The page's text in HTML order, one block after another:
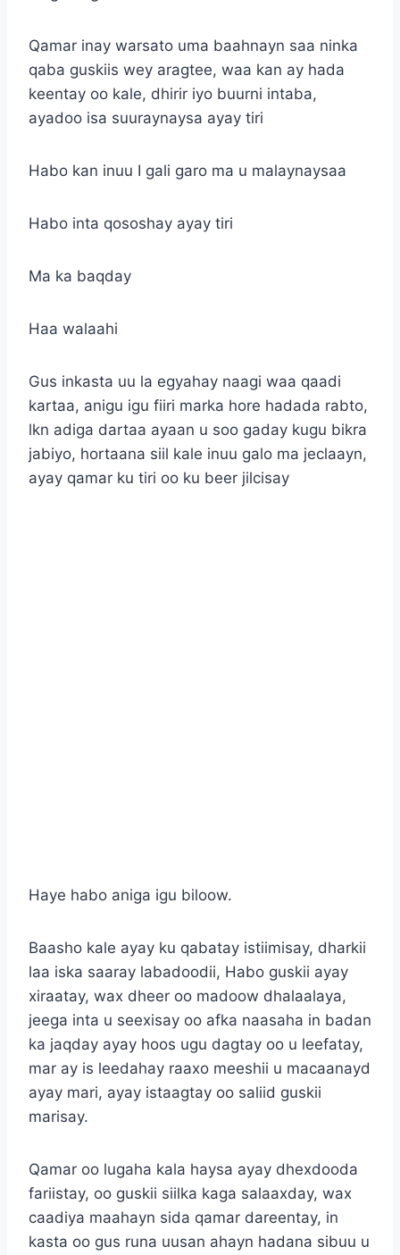
Qamar inay warsato uma baahnayn saa ninka
qaba guskiis wey aragtee, waa kan ay hada
keentay oo kale, dhirir iyo buurni intaba,
ayadoo isa suuraynaysa ayay tiri
Habo kan inuu I gali garo ma u malaynaysaa
Habo inta qososhay ayay tiri
Ma ka baqday
Haa walaahi
Gus inkasta uu la egyahay naagi waa qaadi
kartaa, anigu igu fiiri marka hore hadada rabto,
lkn adiga dartaa ayaan u soo gaday kugu bikra
jabiyo, hortaana siil kale inuu galo ma jeclaayn,
ayay qamar ku tiri oo ku beer jilcisay
Haye habo aniga igu biloow.
Baasho kale ayay ku qabatay istiimisay, dharkii
laa iska saaray labadoodii, Habo guskii ayay
xiraatay, wax dheer oo madoow dhalaalaya,
jeega inta u seexisay oo afka naasaha in badan
ka jaqday ayay hoos ugu dagtay oo u leefatay,
mar ay is leedahay raaxo meeshii u macaanayd
ayay mari, ayay istaagtay oo saliid guskii
marisay.
Qamar oo lugaha kala haysa ayay dhexdooda
fariistay, oo guskii siilka kaga salaaxday, wax
caadiya maahayn sida qamar dareentay, in
kasta oo gus runa uusan ahayn hadana sibuu u